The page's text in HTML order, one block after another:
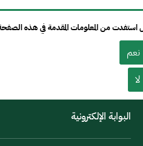
استفدت من المعلومات المقدمة في هذه
نعم
لا
البوابة الإلكترونية